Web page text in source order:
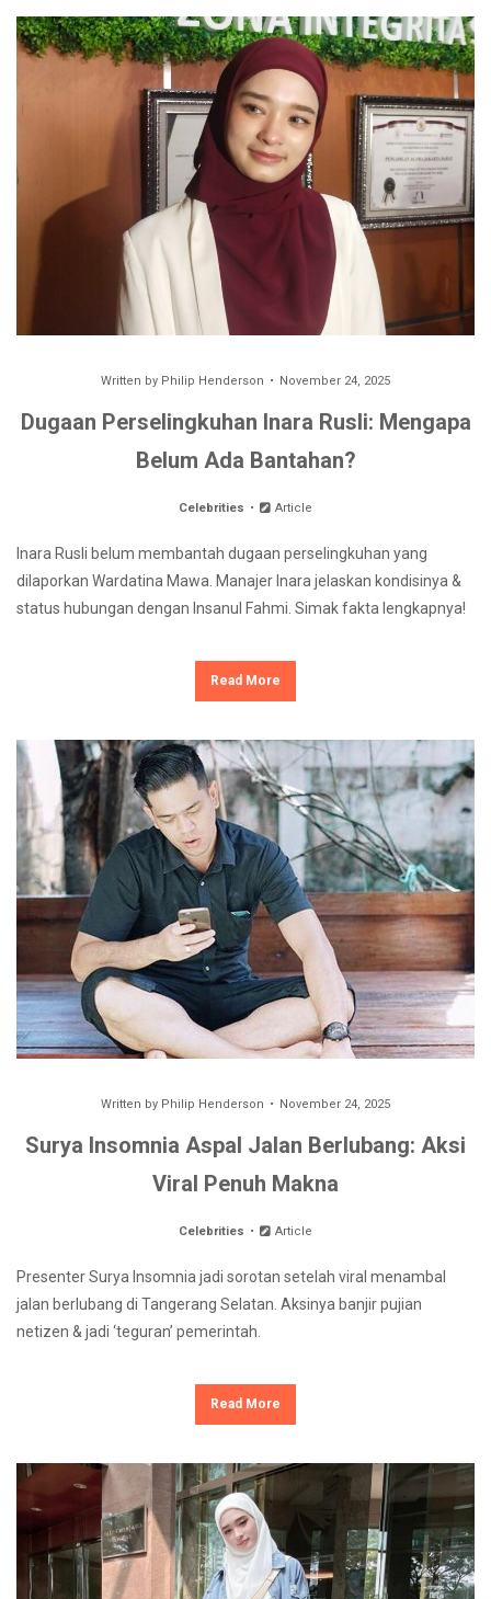
Written by Philip Henderson November 24, 2025
Dugaan Perselingkuhan Inara Rusli: Mengapa
Belum Ada Bantahan?
Celebrities Article
Inara Rusli belum membantah dugaan perselingkuhan yang
dilaporkan Wardatina Mawa. Manajer Inara jelaskan kondisinya &
status hubungan dengan Insanul Fahmi. Simak fakta lengkapnya!
Read More
Written by Philip Henderson November 24, 2025
Surya Insomnia Aspal Jalan Berlubang: Aksi
Viral Penuh Makna
Celebrities Article
Presenter Surya Insomnia jadi sorotan setelah viral menambal
jalan berlubang di Tangerang Selatan. Aksinya banjir pujian
netizen & jadi ‘teguran’ pemerintah.
Read More